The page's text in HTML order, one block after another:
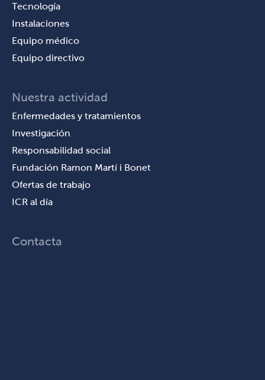
Tecnología
Instalaciones
Equipo médico
Equipo directivo
Nuestra actividad
Enfermedades y tratamientos
Investigación
Responsabilidad social
Fundación Ramon Martí i Bonet
Ofertas de trabajo
ICR al día
Contacta